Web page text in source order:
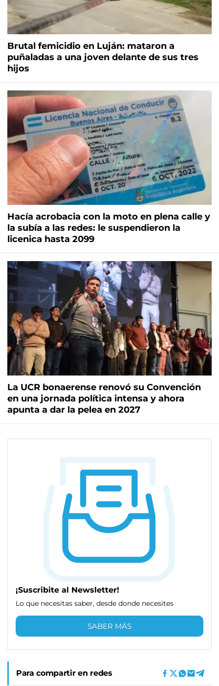
Brutal femicidio en Luján: mataron a
puñaladas a una joven delante de sus tres
hijos
Hacía acrobacia con la moto en plena calle y
la subía a las redes: le suspendieron la
licenica hasta 2099
La UCR bonaerense renovó su Convención
en una jornada política intensa y ahora
apunta a dar la pelea en 2027
¡Suscribite al Newsletter!
Lo que necesitas saber, desde donde necesites
SABER MÁS
Para compartir en redes